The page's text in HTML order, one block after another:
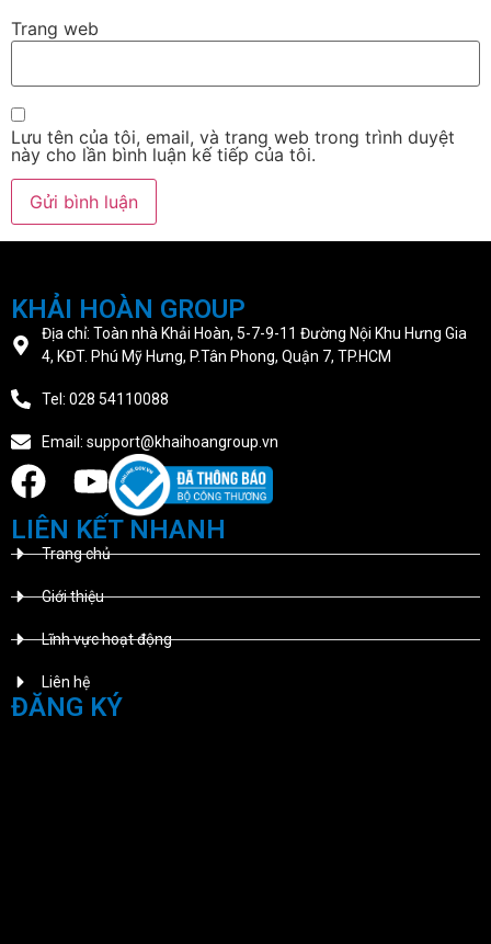
Trang web
Lưu tên của tôi, email, và trang web trong trình duyệt
này cho lần bình luận kế tiếp của tôi.
KHẢI HOÀN GROUP
Địa chỉ: Toàn nhà Khải Hoàn, 5-7-9-11 Đường Nội Khu Hưng Gia
4, KĐT. Phú Mỹ Hưng, P.Tân Phong, Quận 7, TP.HCM
Tel: 028 54110088
Email: support@khaihoangroup.vn
LIÊN KẾT NHANH
Trang chủ
Giới thiệu
Lĩnh vực hoạt động
Liên hệ
ĐĂNG KÝ